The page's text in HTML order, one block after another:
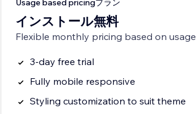
Usage based pricingプラン
インストール無料
Flexible monthly pricing based on usage
3-day free trial
Fully mobile responsive
Styling customization to suit theme